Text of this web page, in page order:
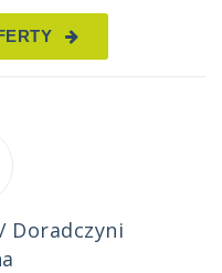
Doradczyni